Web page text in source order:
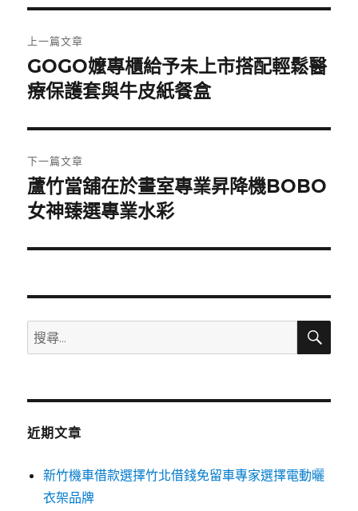
章
導
覽
上一篇文章
上
一
文
章:
GOGO嬤專櫃給予未上市搭配輕鬆醫
療保護套與牛皮紙餐盒
下一篇文章
下
一
文
蘆竹當舖在於畫室專業昇降機BOBO
女神臻選專業水彩
搜
尋
鍵
搜
近期文章
新竹機車借款選擇竹北借錢免留車專家選擇電動曬
衣架品牌